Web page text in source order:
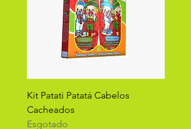
Kit Patati Patatá Cabelos
Cacheados
Esgotado